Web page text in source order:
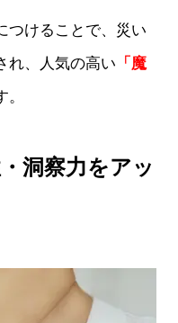
つけることで、災い
れ、人気の高い 「魔
洞察力をアッ